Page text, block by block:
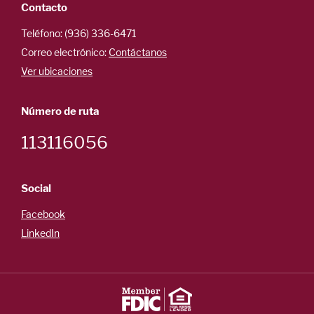
Contacto
Teléfono: (936) 336-6471
Correo electrónico: Contáctanos
Ver ubicaciones
Número de ruta
113116056
Social
Facebook
LinkedIn